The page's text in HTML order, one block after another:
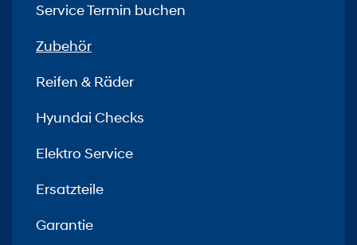
Service Termin buchen
Zubehör
Reifen & Räder
Hyundai Checks
Elektro Service
Ersatzteile
Garantie